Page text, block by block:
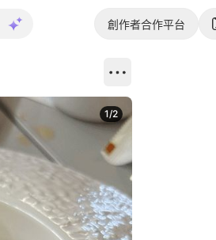
創作者合作平台
1/2